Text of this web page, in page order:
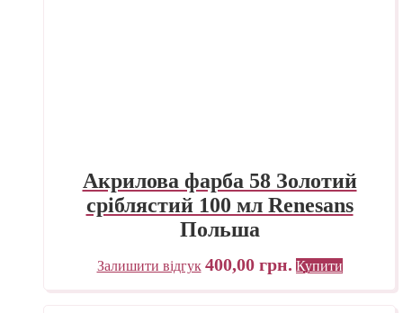
Акрилова фарба 58 Золотий
сріблястий 100 мл Renesans
Польша
Залишити відгук 400,00 грн. Купити